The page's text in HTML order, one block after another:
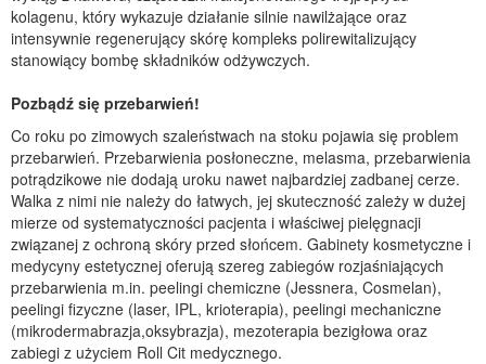
kolagenu, który wykazuje działanie silnie nawilżające oraz
intensywnie regenerujący skórę kompleks polirewitalizujący
stanowiący bombę składników odżywczych.
Pozbądź się przebarwień!
Co roku po zimowych szaleństwach na stoku pojawia się problem
przebarwień. Przebarwienia posłoneczne, melasma, przebarwienia
potrądzikowe nie dodają uroku nawet najbardziej zadbanej cerze.
Walka z nimi nie należy do łatwych, jej skuteczność zależy w dużej
mierze od systematyczności pacjenta i właściwej pielęgnacji
związanej z ochroną skóry przed słońcem. Gabinety kosmetyczne i
medycyny estetycznej oferują szereg zabiegów rozjaśniających
przebarwienia m.in. peelingi chemiczne (Jessnera, Cosmelan),
peelingi fizyczne (laser, IPL, krioterapia), peelingi mechaniczne
(mikrodermabrazja,oksybrazja), mezoterapia bezigłowa oraz
zabiegi z użyciem Roll Cit medycznego.